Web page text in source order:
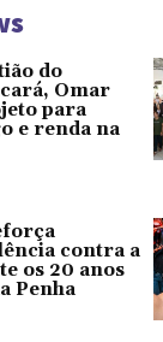
do
Omar
para
e renda na
contra a
os 20 anos
Penha